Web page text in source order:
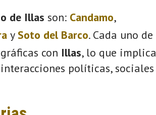
de Illas son: Candamo,
ySoto del Barco. Cada uno de
con Illas, lo que implica
políticas, sociales